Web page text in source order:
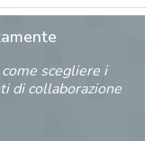
scegliere i
di collaborazione